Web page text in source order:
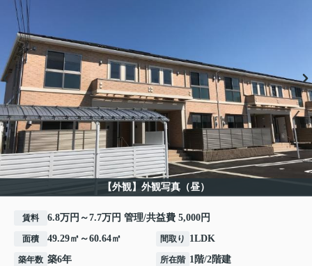
【外観】外観写真（昼）
賃料 6.8万円～7.7万円 管理/共益費 5,000円
面積 49.29㎡～60.64㎡ 間取り 1LDK
築年数 築6年 所在階 1階/2階建